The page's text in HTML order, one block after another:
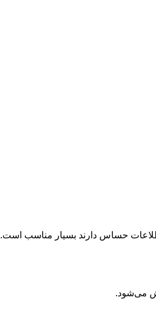
حساس دارند بسیار مناسب است.
می‌شود.